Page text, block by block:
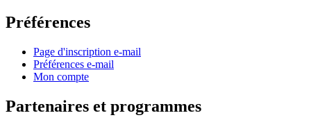
Préférences
Page d'inscription e-mail
Préférences e-mail
Mon compte
Partenaires et programmes